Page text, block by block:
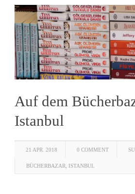
Auf dem
Istanbul
21 APR. 2018 0 COMMENT
BÜCHERBAZAR ISTANBUL